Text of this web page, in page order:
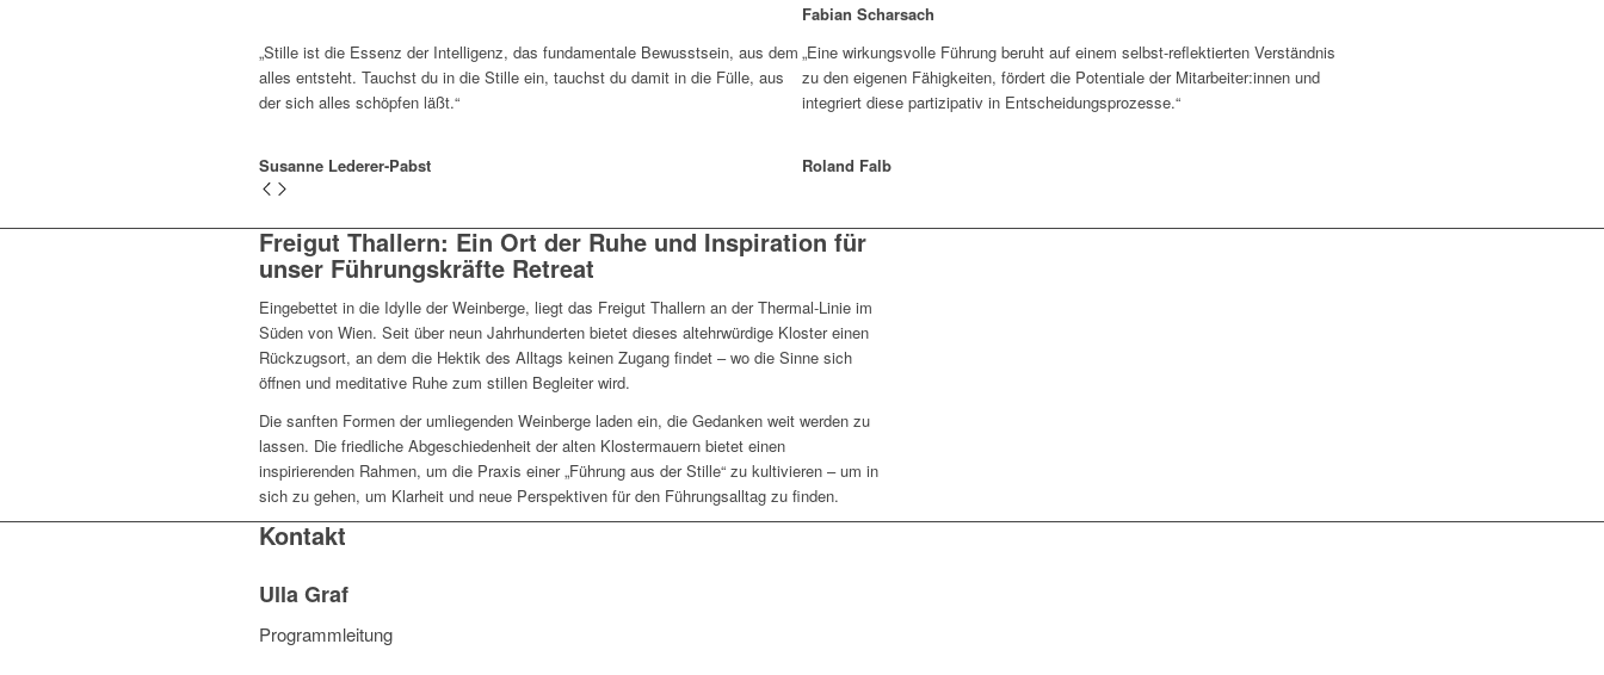
Fabian Scharsach
„Stille ist die Essenz der Intelligenz, das fundamentale Bewusstsein, aus dem
alles entsteht. Tauchst du in die Stille ein, tauchst du damit in die Fülle, aus
der sich alles schöpfen läßt.“
Susanne Lederer-Pabst
„Eine wirkungsvolle Führung beruht auf einem selbst-reflektierten Verständnis
zu den eigenen Fähigkeiten, fördert die Potentiale der Mitarbeiter:innen und
integriert diese partizipativ in Entscheidungsprozesse.“
Roland Falb
Freigut Thallern: Ein Ort der Ruhe und Inspiration für
unser Führungskräfte Retreat
Eingebettet in die Idylle der Weinberge, liegt das Freigut Thallern an der Thermal-Linie im
Süden von Wien. Seit über neun Jahrhunderten bietet dieses altehrwürdige Kloster einen
Rückzugsort, an dem die Hektik des Alltags keinen Zugang findet – wo die Sinne sich
öffnen und meditative Ruhe zum stillen Begleiter wird.
Die sanften Formen der umliegenden Weinberge laden ein, die Gedanken weit werden zu
lassen. Die friedliche Abgeschiedenheit der alten Klostermauern bietet einen
inspirierenden Rahmen, um die Praxis einer „Führung aus der Stille“ zu kultivieren – um in
sich zu gehen, um Klarheit und neue Perspektiven für den Führungsalltag zu finden.
Kontakt
Ulla Graf
Programmleitung